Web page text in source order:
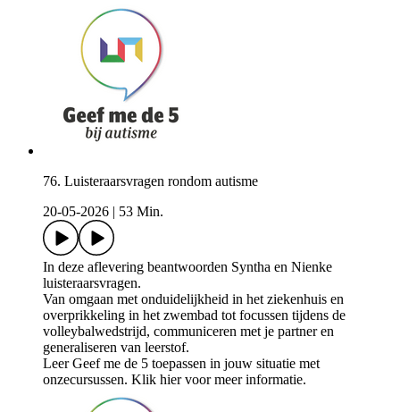
76. Luisteraarsvragen rondom autisme
20-05-2026
53 Min.
In deze aflevering beantwoorden Syntha en Nienke
luisteraarsvragen.
Van omgaan met onduidelijkheid in het ziekenhuis en
overprikkeling in het zwembad tot focussen tijdens de
volleybalwedstrijd, communiceren met je partner en
generaliseren van leerstof.
Leer Geef me de 5 toepassen in jouw situatie met
onzecursussen. ⁠⁠⁠Klik ⁠hier⁠⁠⁠⁠ voor meer informatie.